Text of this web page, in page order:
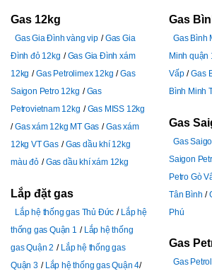
Gas 12kg
Gas Gia Đình vàng vip
Gas Gia
Đình đỏ 12kg
Gas Gia Đình xám
12kg
Gas Petrolimex 12kg
Gas
Saigon Petro 12kg
Gas
Petrovietnam 12kg
Gas MISS 12kg
Gas xám 12kg MT Gas
Gas xám
12kg VT Gas
Gas dầu khí 12kg
màu đỏ
Gas dầu khí xám 12kg
Lắp đặt gas
Lắp hệ thống gas Thủ Đức
Lắp hệ
thống gas Quận 1
Lắp hệ thống
gas Quận 2
Lắp hệ thống gas
Quận 3
Lắp hệ thống gas Quận 4
Gas
Gas Bình
Minh quận
Vấp
Gas
Bình Minh
Gas
Gas
Saigon
Petro Gò
Tân Bình
Phú
Gas
Gas